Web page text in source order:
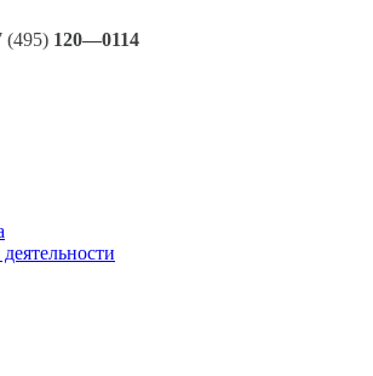
(495) 120—0114